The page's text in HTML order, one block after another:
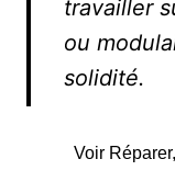
travailler
ou
solidité.
Voir